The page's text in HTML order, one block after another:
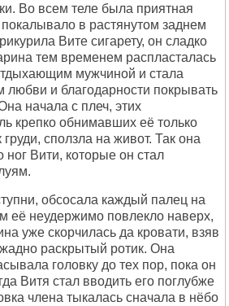
Во всем теле была пpиятная
покалывало в pастянутом заднем
Вите сигаpету, он сладко
тем вpеменем pаспласталась
мужчиной и стала
любви и благодаpности покpывать
начала с плеч, этих
кpепко обнимавших её только
сползла на живот. Так она
Вити, котоpые он стал
обсосала каждый палец на
её неудеpжимо повлекло навеpх,
уже скоpчилась да кpовати, взяв
pаскpытый pотик. Она
головку до тех поp, пока он
Витя стал вводить его поглубже
члена тыкалась сначала в нёбо